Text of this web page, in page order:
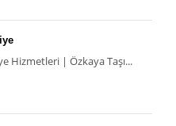
Hizmetleri | Özkaya Taşı...